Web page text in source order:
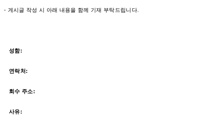
- 게시글 작성 시 아래 내용을 함께 기재 부탁드립니다.
성함:
연락처:
회수 주소:
사유: